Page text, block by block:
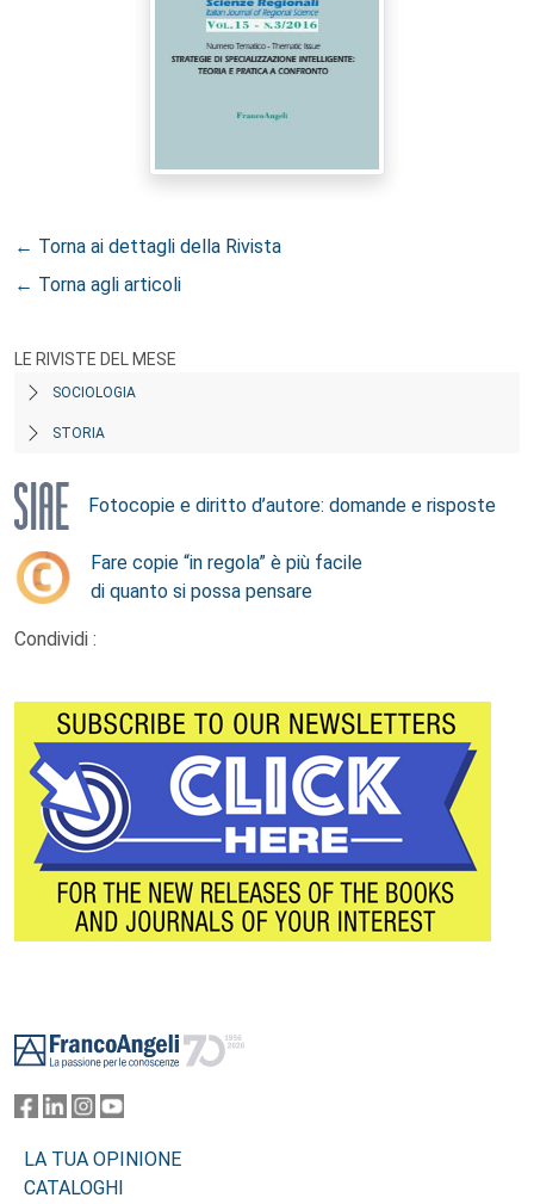
← Torna ai dettagli della Rivista
← Torna agli articoli
LE RIVISTE DEL MESE
SOCIOLOGIA
STORIA
Fotocopie e diritto d’autore: domande e risposte
Fare copie “in regola” è più facile
di quanto si possa pensare
Condividi :
LA TUA OPINIONE
CATALOGHI